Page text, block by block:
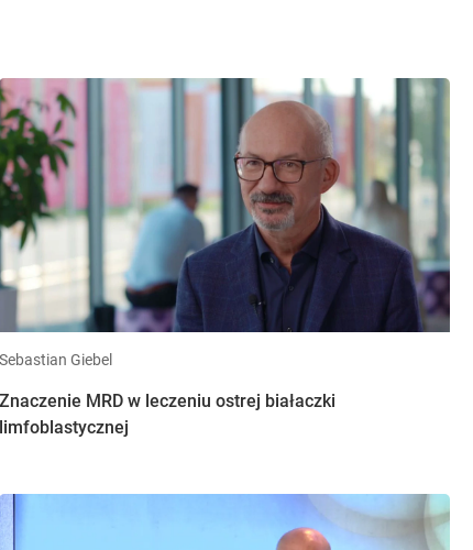
Sebastian Giebel
Znaczenie MRD w leczeniu ostrej białaczki
limfoblastycznej